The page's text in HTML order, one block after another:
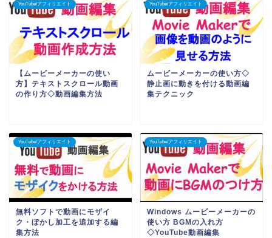
YouTube/アフィリエイト
【ムービーメーカーの使い
方】テキストスクロール動画
の作り方◇動画編集方法
YouTube/アフィリエイト
ムービーメーカーの使い方◇
静止画に動きを付ける動画編
集テクニック
YouTube/アフィリエイト
無料ソフトで動画にモザイ
ク・ぼかし加工を追加する編
集方法
YouTube/アフィリエイト
Windows ムービーメーカーの
使い方 BGMの入れ方
◇YouTube動画編集